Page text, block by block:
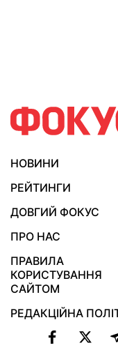
НОВИНИ
РЕЙТИНГИ
ДОВГИЙ ФОКУС
ПРО НАС
ПРАВИЛА
КОРИСТУВАННЯ
САЙТОМ
РЕДАКЦІЙНА